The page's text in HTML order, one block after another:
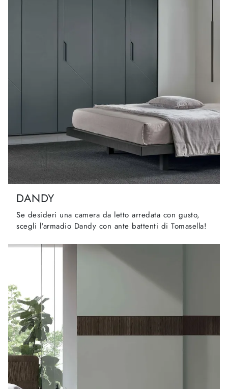
DANDY
Se desideri una camera da letto arredata con gusto,
scegli l'armadio Dandy con ante battenti di Tomasella!